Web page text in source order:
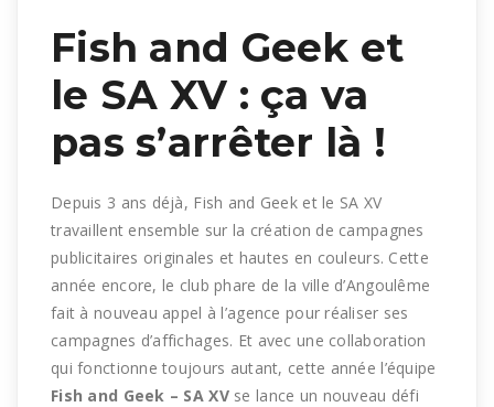
Fish and Geek et
le SA XV : ça va
pas s’arrêter là !
Depuis 3 ans déjà, Fish and Geek et le SA XV
travaillent ensemble sur la création de campagnes
publicitaires originales et hautes en couleurs. Cette
année encore, le club phare de la ville d’Angoulême
fait à nouveau appel à l’agence pour réaliser ses
campagnes d’affichages. Et avec une collaboration
qui fonctionne toujours autant, cette année l’équipe
Fish and Geek – SA XV se lance un nouveau défi